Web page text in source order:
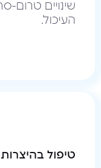
שינויים טרום-
העיכול.
טיפול